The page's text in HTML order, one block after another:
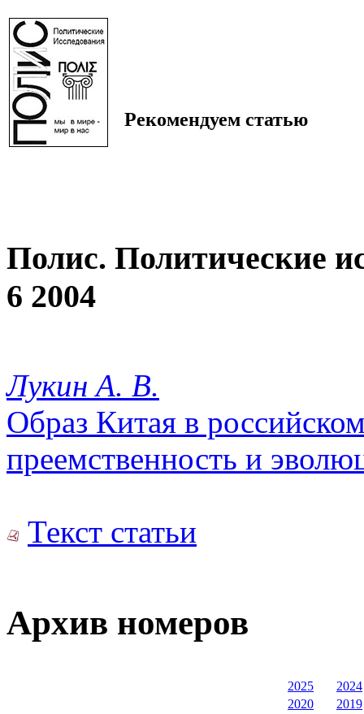
Рекомендуем статью
Полис. Политические
6 2004
Лукин А. В.
Образ Китая в
преемственность и
Текст статьи
Архив номеров
2025
2024
2020
2019